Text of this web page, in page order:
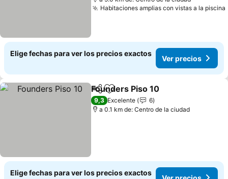
Habitaciones amplias con vistas a la piscina
Elige fechas para ver los precios exactos
Ver precios
CompartirAgregar a favoritos
Founders Piso 10
9,3 Excelente
6
a 0.1 km de: Centro de la ciudad
Elige fechas para ver los precios exactos